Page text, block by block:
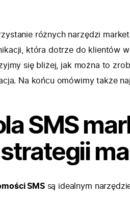
różnych narzędzi
która dotrze do klientów
się bliżej, jak można to
Na końcu omówimy także
SMS
SMSsą idealnym